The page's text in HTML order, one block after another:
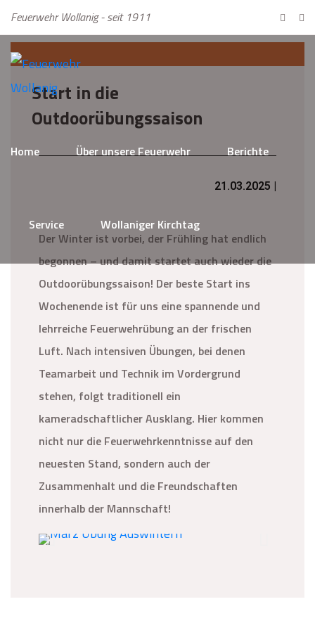
Feuerwehr Wollanig - seit 1911
Home Über unsere Feuerwehr Berichte
Service Wollaniger Kirchtag
Start in die
Outdoorübungssaison
21.03.2025 |
Der Winter ist vorbei, der Frühling hat endlich
begonnen – und damit startet auch wieder die
Outdoorübungssaison! Der beste Start ins
Wochenende ist für uns eine spannende und
lehrreiche Feuerwehrübung an der frischen
Luft. Nach intensiven Übungen, bei denen
Teamarbeit und Technik im Vordergrund
stehen, folgt traditionell ein
kameradschaftlicher Ausklang. Hier kommen
nicht nur die Feuerwehrkenntnisse auf den
neuesten Stand, sondern auch der
Zusammenhalt und die Freundschaften
innerhalb der Mannschaft!